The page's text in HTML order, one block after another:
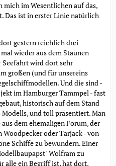
mich im Wesentlichen auf das,
Das ist in erster Linie natürlich
gestern reichlich drei
wieder aus dem Staunen
Seefahrt wird dort sehr
großen (und für unsereins
Und die sind -
im Hamburger Tammpel - fast
historisch auf dem Stand
und toll präsentiert. Man
dem ehemaligen Forum, der
oder Tarjack - von
Schiffe zu bewundern. Einer
Wolfram zu
alle ein Begriff ist, hat dort,